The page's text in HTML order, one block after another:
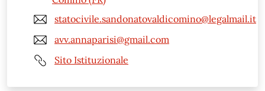
statocivile.sandonatovaldicomino@legalmail.it
avv.annaparisi@gmail.com
Sito Istituzionale